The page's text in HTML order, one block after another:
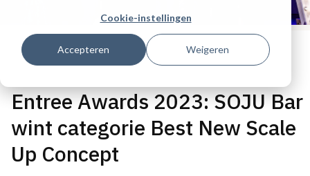
Cookie-instellingen
Accepteren Weigeren
Tags:
entree-awards-2023
Gepubliceerd op: 27 november 2023
Entree Awards 2023: SOJU Bar
wint categorie Best New Scale
Up Concept